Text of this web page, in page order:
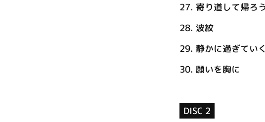
27. 寄り道して帰ろう
28. 波紋
29. 静かに過ぎてい
30. 願いを胸に
DISC 2